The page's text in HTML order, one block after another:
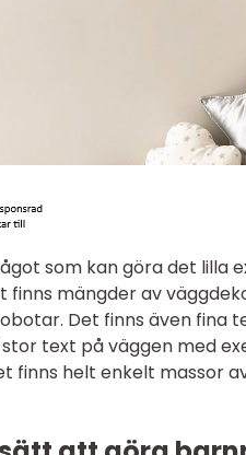
som kan göra det
finns mängder av
Det finns även fina
text på väggen med
finns helt enkelt massor